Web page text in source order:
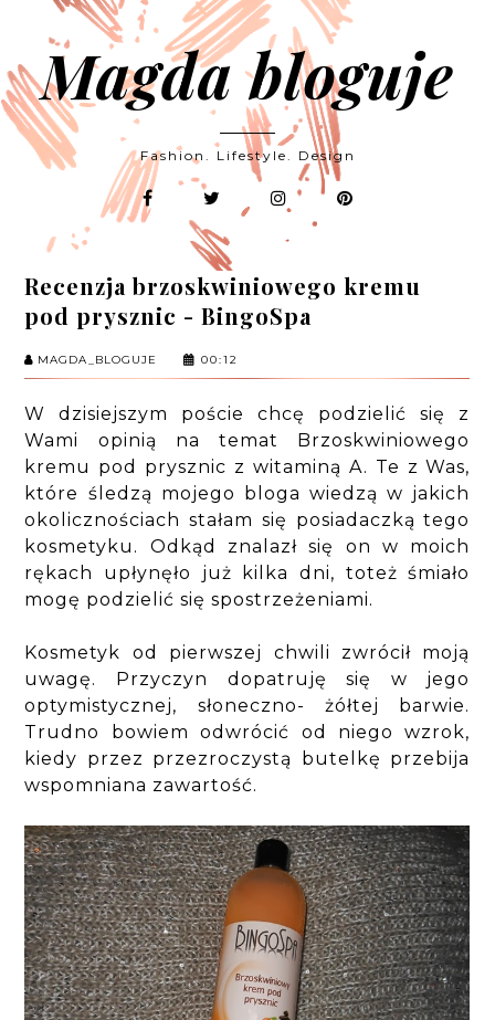
Magda bloguje
Fashion. Lifestyle. Design
Recenzja brzoskwiniowego kremu
pod prysznic - BingoSpa
MAGDA_BLOGUJE 00:12
W dzisiejszym poście chcę podzielić się z
Wami opinią na temat Brzoskwiniowego
kremu pod prysznic z witaminą A. Te z Was,
które śledzą mojego bloga wiedzą w jakich
okolicznościach stałam się posiadaczką tego
kosmetyku. Odkąd znalazł się on w moich
rękach upłynęło już kilka dni, toteż śmiało
mogę podzielić się spostrzeżeniami.
Kosmetyk od pierwszej chwili zwrócił moją
uwagę. Przyczyn dopatruję się w jego
optymistycznej, słoneczno- żółtej barwie.
Trudno bowiem odwrócić od niego wzrok,
kiedy przez przezroczystą butelkę przebija
wspomniana zawartość.